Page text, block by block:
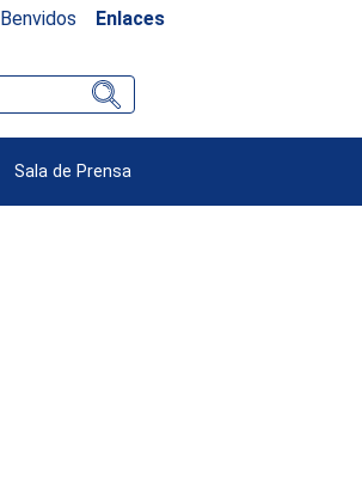
Benvidos Enlaces
Sala de Prensa